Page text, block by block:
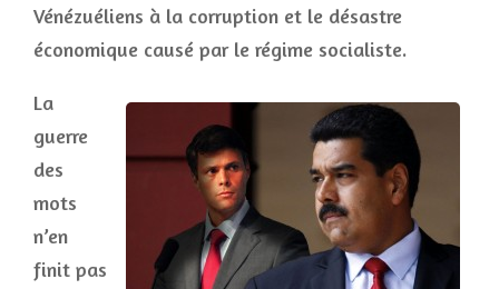
Vénézuéliens à la corruption et le désastre
économique causé par le régime socialiste.
La
guerre
des
mots
n’en
finit pas